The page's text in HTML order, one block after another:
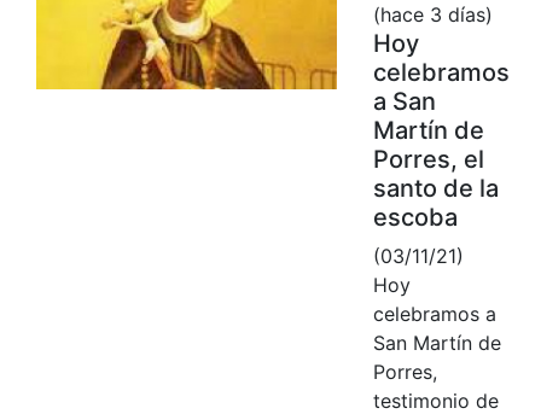
(hace 3 días)
Hoy
celebramos
a San
Martín de
Porres, el
santo de la
escoba
(03/11/21)
Hoy
celebramos a
San Martín de
Porres,
testimonio de